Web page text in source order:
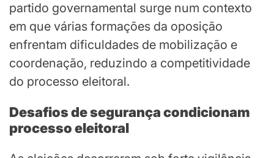
partido governamental surge num contexto
em que várias formações da oposição
enfrentam dificuldades de mobilização e
coordenação, reduzindo a competitividade
do processo eleitoral.
Desafios de segurança condicionam
processo eleitoral